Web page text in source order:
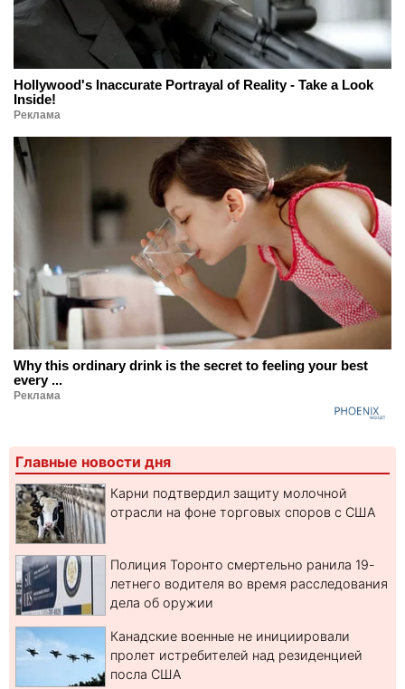
Hollywood's Inaccurate Portrayal of Reality - Take a Look
Inside!
Реклама
Why this ordinary drink is the secret to feeling your best
every ...
Реклама
Главные новости дня
Карни подтвердил защиту молочной
отрасли на фоне торговых споров с США
Полиция Торонто смертельно ранила 19-
летнего водителя во время расследования
дела об оружии
Канадские военные не инициировали
пролет истребителей над резиденцией
посла США